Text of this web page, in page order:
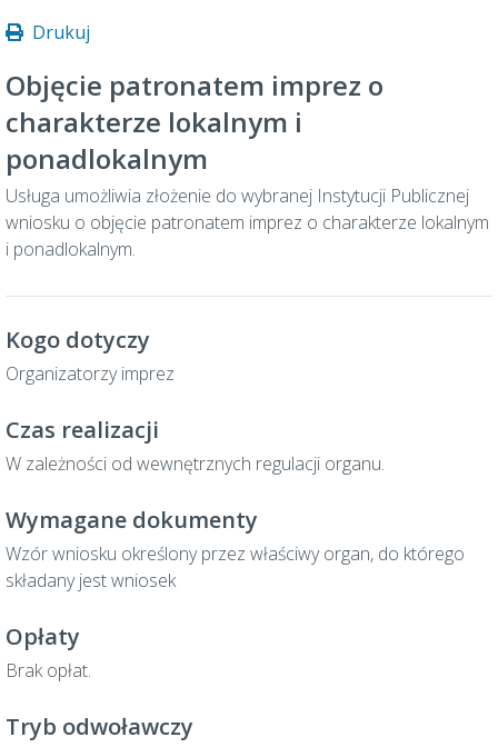
Drukuj
Objęcie patronatem imprez o
charakterze lokalnym i
ponadlokalnym
Usługa umożliwia złożenie do wybranej Instytucji Publicznej
wniosku o objęcie patronatem imprez o charakterze lokalnym
i ponadlokalnym.
Kogo dotyczy
Organizatorzy imprez
Czas realizacji
W zależności od wewnętrznych regulacji organu.
Wymagane dokumenty
Wzór wniosku określony przez właściwy organ, do którego
składany jest wniosek
Opłaty
Brak opłat.
Tryb odwoławczy